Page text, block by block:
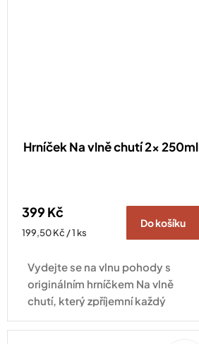
Hrníček Na vlně chutí 2x 250ml
399 Kč
Měrná
199,50 Kč / 1 ks
Do košíku
Vydejte se na vlnu pohody s
originálním hrníčkem Na vlně
chutí, který zpříjemní každý
okamžik s vaším oblíbeným
nápojem.